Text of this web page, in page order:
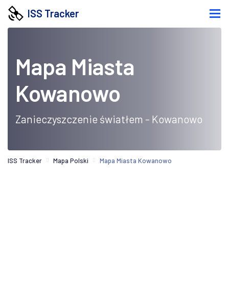
ISS Tracker
Mapa Miasta
Kowanowo
Zanieczyszczenie światłem - Kowanowo
ISS Tracker Mapa Polski Mapa Miasta Kowanowo